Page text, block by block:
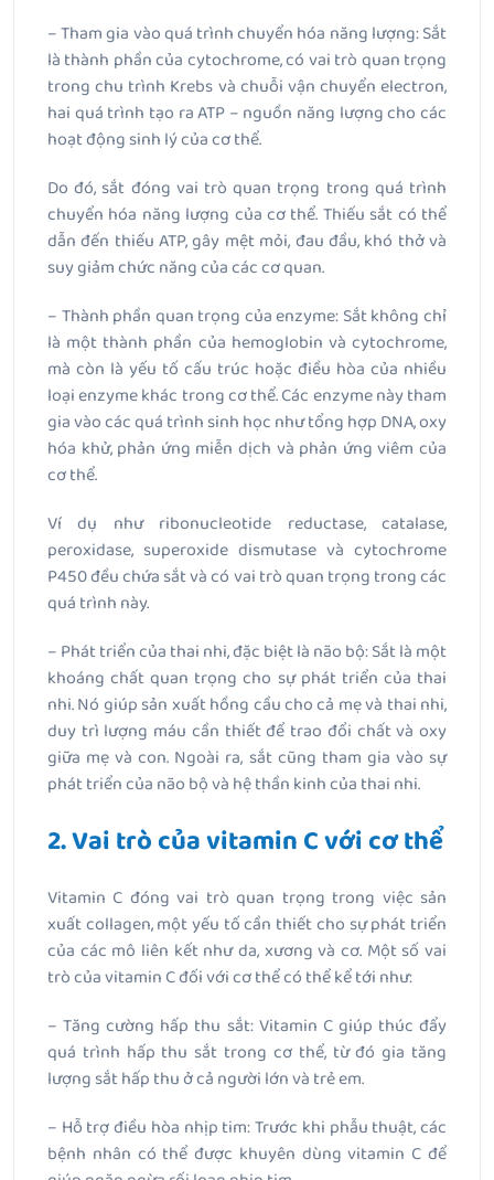
– Tham gia vào quá trình chuyển hóa năng lượng: Sắt
là thành phần của cytochrome, có vai trò quan trọng
trong chu trình Krebs và chuỗi vận chuyển electron,
hai quá trình tạo ra ATP – nguồn năng lượng cho các
hoạt động sinh lý của cơ thể.
Do đó, sắt đóng vai trò quan trọng trong quá trình
chuyển hóa năng lượng của cơ thể. Thiếu sắt có thể
dẫn đến thiếu ATP, gây mệt mỏi, đau đầu, khó thở và
suy giảm chức năng của các cơ quan.
– Thành phần quan trọng của enzyme: Sắt không chỉ
là một thành phần của hemoglobin và cytochrome,
mà còn là yếu tố cấu trúc hoặc điều hòa của nhiều
loại enzyme khác trong cơ thể. Các enzyme này tham
gia vào các quá trình sinh học như tổng hợp DNA, oxy
hóa khử, phản ứng miễn dịch và phản ứng viêm của
cơ thể.
Ví dụ như ribonucleotide reductase, catalase,
peroxidase, superoxide dismutase và cytochrome
P450 đều chứa sắt và có vai trò quan trọng trong các
quá trình này.
– Phát triển của thai nhi, đặc biệt là não bộ: Sắt là một
khoáng chất quan trọng cho sự phát triển của thai
nhi. Nó giúp sản xuất hồng cầu cho cả mẹ và thai nhi,
duy trì lượng máu cần thiết để trao đổi chất và oxy
giữa mẹ và con. Ngoài ra, sắt cũng tham gia vào sự
phát triển của não bộ và hệ thần kinh của thai nhi.
2. Vai trò của vitamin C với cơ thể
Vitamin C đóng vai trò quan trọng trong việc sản
xuất collagen, một yếu tố cần thiết cho sự phát triển
của các mô liên kết như da, xương và cơ. Một số vai
trò của vitamin C đối với cơ thể có thể kể tới như:
– Tăng cường hấp thu sắt: Vitamin C giúp thúc đẩy
quá trình hấp thu sắt trong cơ thể, từ đó gia tăng
lượng sắt hấp thu ở cả người lớn và trẻ em.
– Hỗ trợ điều hòa nhịp tim: Trước khi phẫu thuật, các
bệnh nhân có thể được khuyên dùng vitamin C để